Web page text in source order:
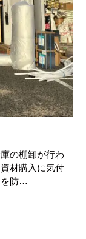
の棚卸が行わ
材購入に気付
を防…